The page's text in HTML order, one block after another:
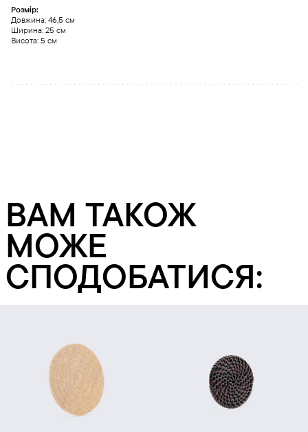
Розмір:
Довжина: 46,5 см
Ширина: 25 см
Висота: 5 см
ВАМ ТАКОЖ
МОЖЕ
СПОДОБАТИСЯ:
Додати в кошик Додати в кошик